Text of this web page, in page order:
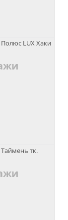
LUX Хаки
тк.